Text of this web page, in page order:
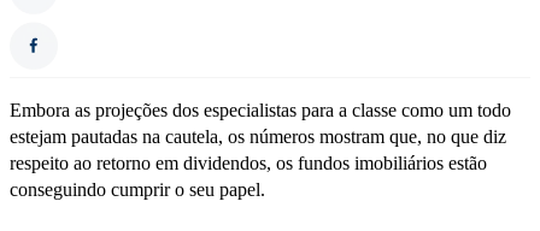
Embora as projeções dos especialistas para a classe como um todo
estejam pautadas na cautela, os números mostram que, no que diz
respeito ao retorno em dividendos, os fundos imobiliários estão
conseguindo cumprir o seu papel.